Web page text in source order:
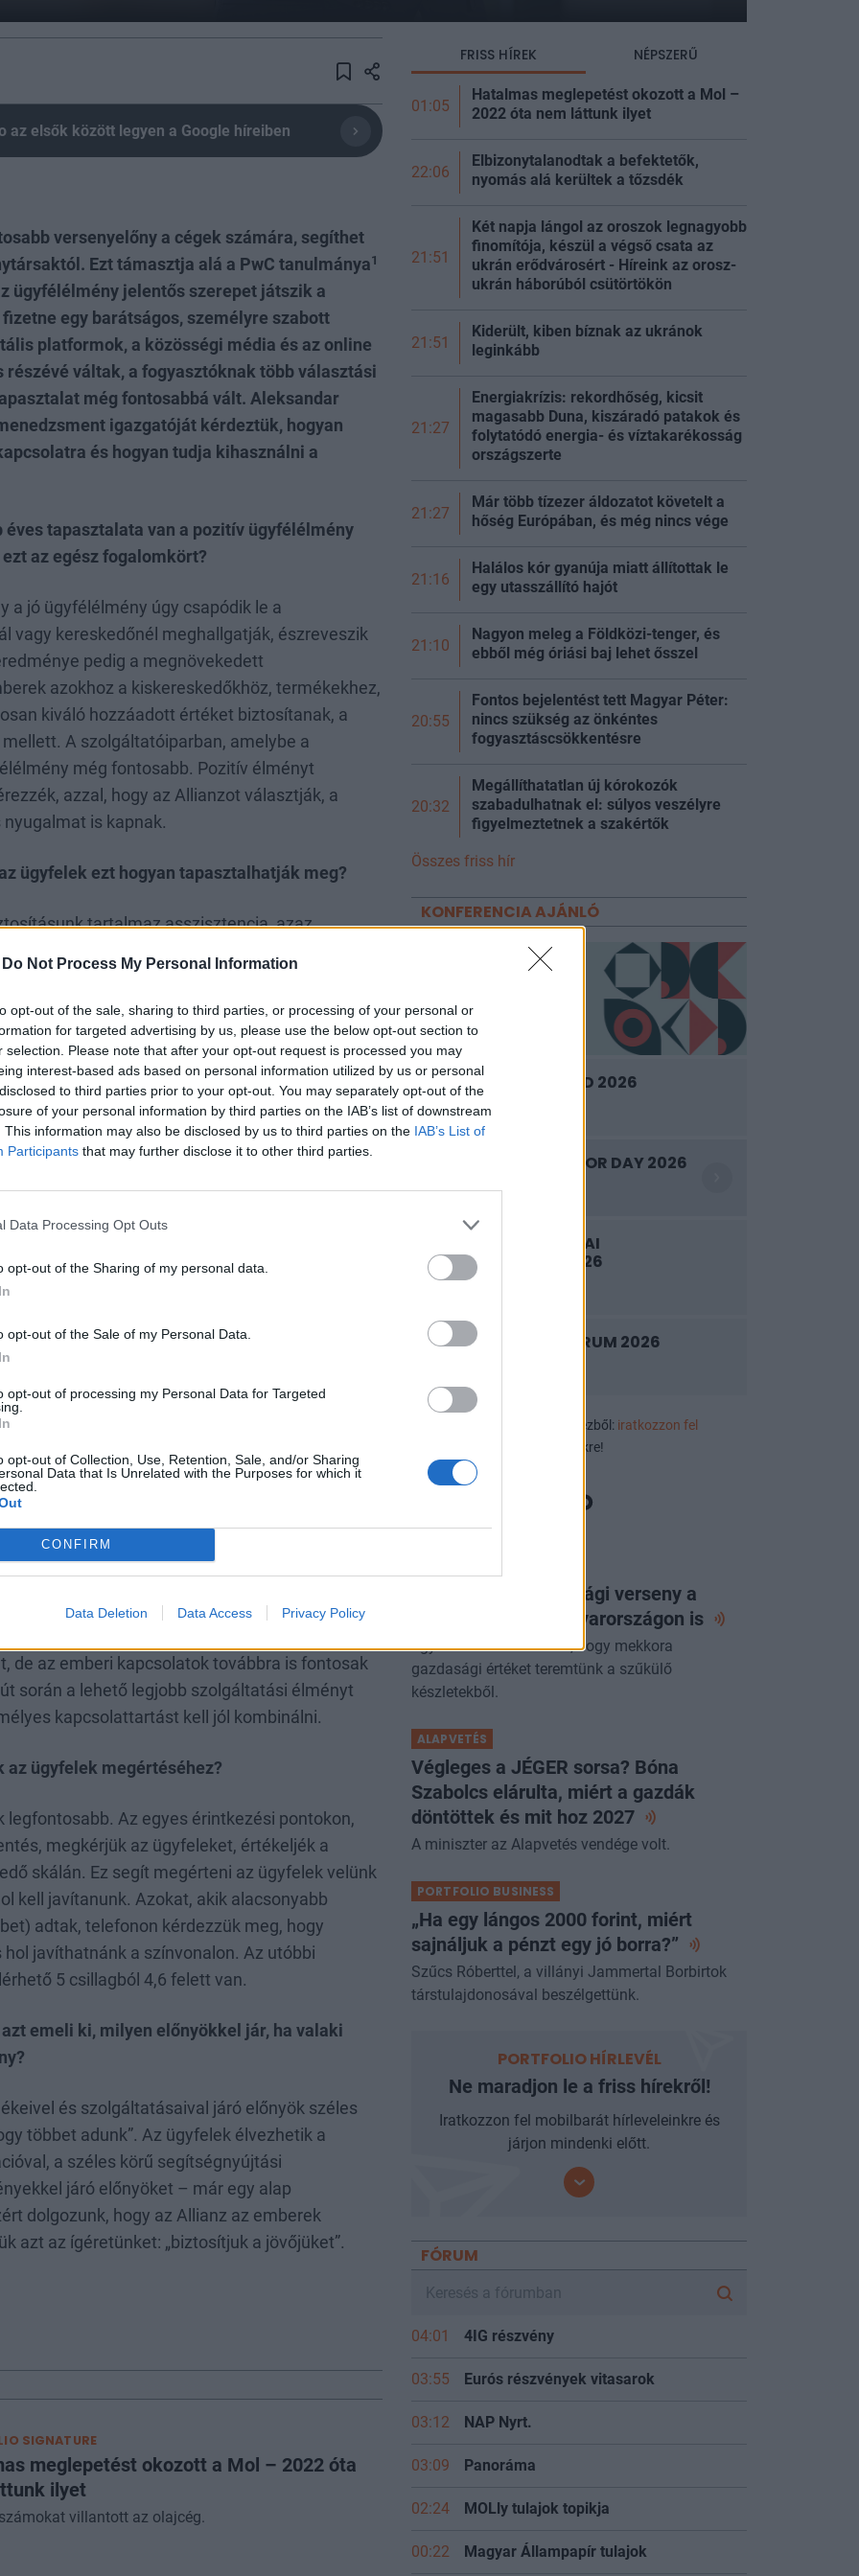
Do Not Process My Personal Information
opt-out of the sale, sharing to third parties, or processing of your personal or
for targeted advertising by us, please use the below opt-out section to
selection. Please note that after your opt-out request is processed you may
interest-based ads based on personal information utilized by us or personal
to third parties prior to your opt-out. You may separately opt-out of the
of your personal information by third parties on the IAB’s list of downstream
This information may also be disclosed by us to third parties on the IAB’s List of
Participants that may further disclose it to other third parties.
Data Processing Opt Outs
opt-out of the Sharing of my personal data.
opt-out of the Sale of my Personal Data.
opt-out of processing my Personal Data for Targeted
opt-out of Collection, Use, Retention, Sale, and/or Sharing
Data that Is Unrelated with the Purposes for which it
CONFIRM
Data Deletion Data Access Privacy Policy
az elsők között legyen a Google híreiben
versenyelőny a cégek számára, segíthet
Ezt támasztja alá a PwC tanulmánya1
ügyfélélmény jelentős szerepet játszik a
egy barátságos, személyre szabott
platformok, a közösségi média és az online
váltak, a fogyasztóknak több választási
még fontosabbá vált. Aleksandar
igazgatóját kérdeztük, hogyan
és hogyan tudja kihasználni a
tapasztalata van a pozitív ügyfélélmény
az egész fogalomkört?
a jó ügyfélélmény úgy csapódik le a
vagy kereskedőnél meghallgatják, észreveszik
pedig a megnövekedett
azokhoz a kiskereskedőkhöz, termékekhez,
kiváló hozzáadott értéket biztosítanak, a
A szolgáltatóiparban, amelybe a
még fontosabb. Pozitív élményt
azzal, hogy az Allianzot választják, a
is kapnak.
ügyfelek ezt hogyan tapasztalhatják meg?
tartalmaz asszisztencia, azaz
és közlekedési balesetbiztosítást. Ezeket az
ügyfélnek. Eltört vízvezeték esetén a
asszisztencia szolgáltatásunk nyújt gyors
előnyökkel jár, mint az egészségügyi
magyar nyelvű ügyfélszolgálat.
hogy lemaradtak a digitalizációban.
digitalizációban az Allianz Magyarországon
az online kárstátuszkövető felületünkkel a
lett az ügyfeleink számára.
digitális gépjárműszemlét, így a casco-
személyes szakértői szemle. Továbbá
technológiát és az okosszerződéseket
automatikus kifizetés történhet például
ügyfélutakat nyitnak meg, hogyan lehet
és az innovatív technológiák között?
egyre elterjedtebbé is válik,
az ügyfél elvárásainak megfelelő
emberek különböző mobilos alkalmazásokat,
online intézik, de ha valami gond van, akkor
Az új technológiai eszközökre szükség van,
de az emberi kapcsolatok továbbra is fontosak
során a lehető legjobb szolgáltatási élményt
kapcsolattartást kell jól kombinálni.
ügyfelek megértéséhez?
Az egyes érintkezési pontokon,
megkérjük az ügyfeleket, értékeljék a
skálán. Ez segít megérteni az ügyfelek velünk
kell javítanunk. Azokat, akik alacsonyabb
adtak, telefonon kérdezzük meg, hogy
javíthatnánk a színvonalon. Az utóbbi
5 csillagból 4,6 felett van.
emeli ki, milyen előnyökkel jár, ha valaki
és szolgáltatásaival járó előnyök széles
többet adunk”. Az ügyfelek élvezhetik a
a széles körű segítségnyújtási
járó előnyöket – már egy alap
dolgozunk, hogy az Allianz az emberek
azt az ígéretünket: „biztosítjuk a jövőjüket”.
SIGNATURE
meglepetést okozott a Mol – 2022 óta
ilyet
villantott az olajcég.
FRISS HÍREK NÉPSZERŰ
01:05
Hatalmas meglepetést okozott a Mol –
2022 óta nem láttunk ilyet
22:06
Elbizonytalanodtak a befektetők,
nyomás alá kerültek a tőzsdék
21:51
Két napja lángol az oroszok legnagyobb
finomítója, készül a végső csata az
ukrán erődvárosért - Híreink az orosz-
ukrán háborúból csütörtökön
21:51
Kiderült, kiben bíznak az ukránok
leginkább
21:27
Energiakrízis: rekordhőség, kicsit
magasabb Duna, kiszáradó patakok és
folytatódó energia- és víztakarékosság
országszerte
21:27
Már több tízezer áldozatot követelt a
hőség Európában, és még nincs vége
21:16
Halálos kór gyanúja miatt állítottak le
egy utasszállító hajót
21:10
Nagyon meleg a Földközi-tenger, és
ebből még óriási baj lehet ősszel
20:55
Fontos bejelentést tett Magyar Péter:
nincs szükség az önkéntes
fogyasztáscsökkentésre
20:32
Megállíthatatlan új kórokozók
szabadulhatnak el: súlyos veszélyre
figyelmeztetnek a szakértők
Összes friss hír
KONFERENCIA AJÁNLÓ
SUSTAINABLE WORLD 2026
2026. szeptember 8.
WOOD & CO. INVESTOR DAY 2026
2026. szeptember 9.
LENDÜLETBEN A HAZAI
VÁLLALKOZÁSOK 2026
PRIVATE HEALTH FORUM 2026
Hírek, eseményajánlók első kézből: iratkozzon fel
exkluzív rendezvényértesítőnkre!
A következő gazdasági verseny a
vízért folyhat - Magyarországon is
Egyre fontosabb kérdés, hogy mekkora
gazdasági értéket teremtünk a szűkülő
készletekből.
ALAPVETÉS
Végleges a JÉGER sorsa? Bóna
Szabolcs elárulta, miért a gazdák
döntöttek és mit hoz 2027
A miniszter az Alapvetés vendége volt.
PORTFOLIO BUSINESS
„Ha egy lángos 2000 forint, miért
sajnáljuk a pénzt egy jó borra?”
Szűcs Róberttel, a villányi Jammertal Borbirtok
társtulajdonosával beszélgettünk.
PORTFOLIO HÍRLEVÉL
Ne maradjon le a friss hírekről!
Iratkozzon fel mobilbarát hírleveleinkre és
járjon mindenki előtt.
FÓRUM
04:01 4IG részvény
03:55 Eurós részvények vitasarok
03:12 NAP Nyrt.
03:09 Panoráma
02:24 MOLly tulajok topikja
00:22 Magyar Állampapír tulajok